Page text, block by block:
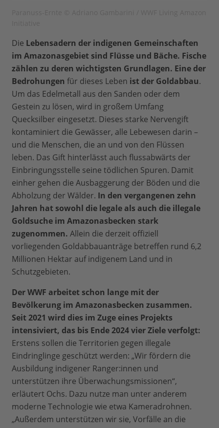
Die Lebensadern der indigenen Gemeinschaften
im Amazonasgebiet sind Flüsse und Bäche. Fische
zählen zu deren wichtigsten Grundlagen. Eine der
Bedrohungen für dieses Leben ist der Goldabbau.
Um das Edelmetall aus den Sanden oder dem
Gestein zu lösen, wird in großem Umfang
Quecksilber eingesetzt. Dieses starke Nervengift
kontaminiert die Gewässer, alle Lebewesen darin –
und die Menschen, die an und von den Flüssen
leben. Das Gift hinterlässt auch flussabwärts der
Einbringungsstelle seine tödlichen Spuren. Damit
einher gehen die Ausbaggerung der Böden und die
Abholzung der Wälder. In den vergangenen zehn
Jahren hat sowohl die legale als auch die illegale
Goldsuche im Amazonasbecken stark
zugenommen. Allein die derzeit offiziell
vorliegenden Goldabbauanträge betreffen rund 6,2
Millionen Hektar auf indigenem Land und in
Schutzgebieten.
Der WWF arbeitet schon lange mit der
Bevölkerung im Amazonasbecken zusammen.
Seit 2021 wird dies im Zuge eines Projekts
intensiviert, das bis Ende 2024 vier Ziele verfolgt:
Erstens sollen die Territorien gegen illegale
Eindringlinge geschützt werden: „Wir fördern die
Ausbildung indigener Ranger:innen und
unterstützen ihre Überwachungsmissionen“,
erläutert Ochs. Dazu nutze man unter anderem
moderne Technologie wie etwa Kameradrohnen.
„Außerdem unterstützen wir sie, Vorfälle an die